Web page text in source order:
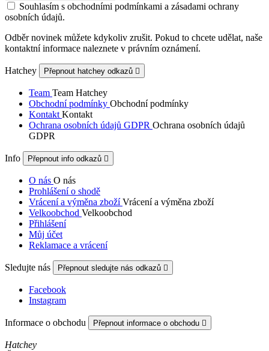
Souhlasím s obchodními podmínkami a zásadami ochrany
osobních údajů.
Odběr novinek můžete kdykoliv zrušit. Pokud to chcete udělat, naše
kontaktní informace naleznete v právním oznámení.
Hatchey Přepnout hatchey odkazů 
Team Team Hatchey
Obchodní podmínky Obchodní podmínky
Kontakt Kontakt
Ochrana osobních údajů GDPR Ochrana osobních údajů
GDPR
Info Přepnout info odkazů 
O nás O nás
Prohlášení o shodě
Vrácení a výměna zbožíVrácení a výměna zboží
Velkoobchod Velkoobchod
Přihlášení
Můj účet
Reklamace a vrácení
Sledujte nás Přepnout sledujte nás odkazů 
Facebook
Instagram
Informace o obchodu Přepnout informace o obchodu 
Hatchey